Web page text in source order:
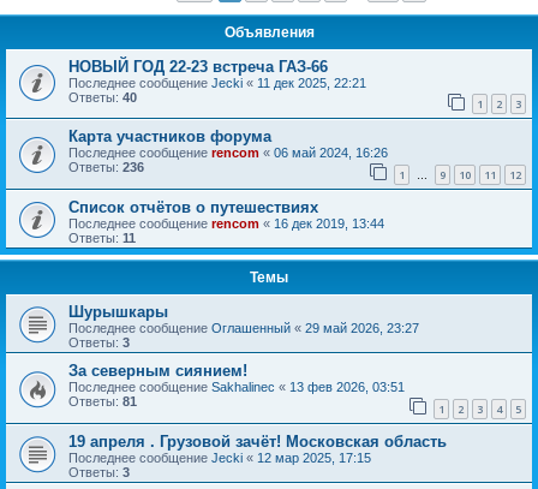
Объявления
НОВЫЙ ГОД 22-23 встреча ГАЗ-66
Последнее сообщение Jecki « 11 дек 2025, 22:21
Ответы: 40 1 2 3
Карта участников форума
Последнее сообщение rencom « 06 май 2024, 16:26
Ответы: 236 1 … 9 10 11 12
Список отчётов о путешествиях
Последнее сообщение rencom « 16 дек 2019, 13:44
Ответы: 11
Темы
Шурышкары
Последнее сообщение Оглашенный « 29 май 2026, 23:27
Ответы: 3
За северным сиянием!
Последнее сообщение Sakhalinec « 13 фев 2026, 03:51
Ответы: 81 1 2 3 4 5
19 апреля . Грузовой зачёт! Московская область
Последнее сообщение Jecki « 12 мар 2025, 17:15
Ответы: 3